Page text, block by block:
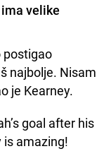
velike
postigao
najbolje. Nisam
je Kearney.
goal after his
amazing!